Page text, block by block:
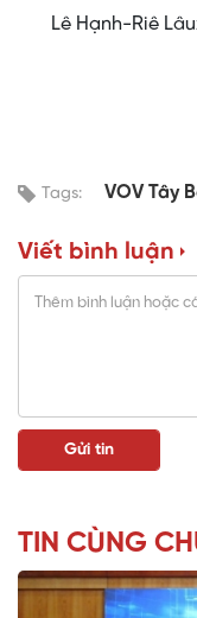
Lê Hạnh-Riê
Tags: VOV Tây
Viết bình luận
TIN CÙNG